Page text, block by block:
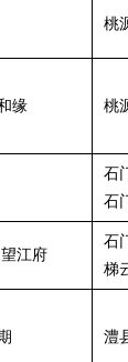
桃
缘 桃
石
石
江府
石
梯
澧